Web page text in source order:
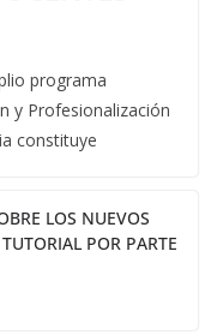
programa
y Profesionalización
constituye
LOS NUEVOS
POR PARTE